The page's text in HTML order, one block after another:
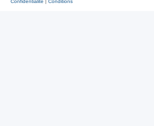
Confidentialité | Conditions